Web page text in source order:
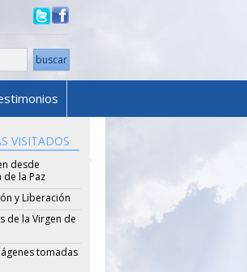
VISITADOS
desde
de la Paz
y Liberación
de la Virgen de
tomadas